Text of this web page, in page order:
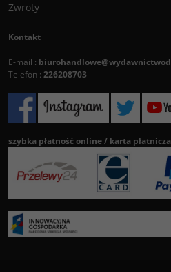
Zwroty
Kontakt
E-mail :
Telefon : 226208703
szybka płatność online / karta